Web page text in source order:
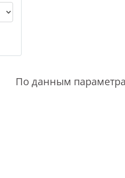
По данным